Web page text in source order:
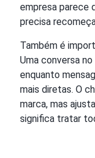
empresa parece
precisa
Também é
Uma conversa
enquanto
mais diretas. O
marca, mas
significa tratar